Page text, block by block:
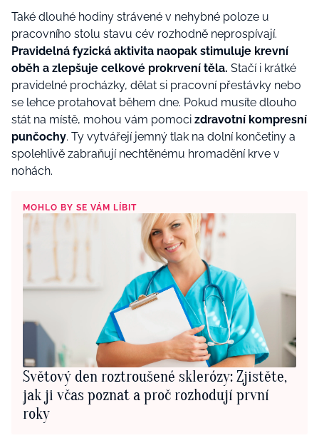
Také dlouhé hodiny strávené v nehybné poloze u
pracovního stolu stavu cév rozhodně neprospívají.
Pravidelná fyzická aktivita naopak stimuluje krevní
oběh a zlepšuje celkové prokrvení těla. Stačí i krátké
pravidelné procházky, dělat si pracovní přestávky nebo
se lehce protahovat během dne. Pokud musíte dlouho
stát na místě, mohou vám pomoci zdravotní kompresní
punčochy. Ty vytvářejí jemný tlak na dolní končetiny a
spolehlivě zabraňují nechtěnému hromadění krve v
nohách.
MOHLO BY SE VÁM LÍBIT
Světový den roztroušené sklerózy: Zjistěte,
jak ji včas poznat a proč rozhodují první
roky